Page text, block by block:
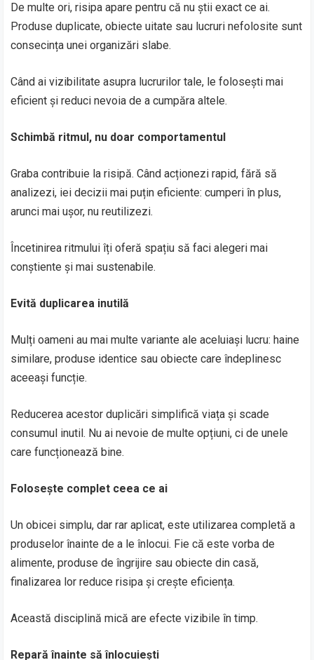
De multe ori, risipa apare pentru că nu știi exact ce ai.
Produse duplicate, obiecte uitate sau lucruri nefolosite sunt
consecința unei organizări slabe.
Când ai vizibilitate asupra lucrurilor tale, le folosești mai
eficient și reduci nevoia de a cumpăra altele.
Schimbă ritmul, nu doar comportamentul
Graba contribuie la risipă. Când acționezi rapid, fără să
analizezi, iei decizii mai puțin eficiente: cumperi în plus,
arunci mai ușor, nu reutilizezi.
Încetinirea ritmului îți oferă spațiu să faci alegeri mai
conștiente și mai sustenabile.
Evită duplicarea inutilă
Mulți oameni au mai multe variante ale aceluiași lucru: haine
similare, produse identice sau obiecte care îndeplinesc
aceeași funcție.
Reducerea acestor duplicări simplifică viața și scade
consumul inutil. Nu ai nevoie de multe opțiuni, ci de unele
care funcționează bine.
Folosește complet ceea ce ai
Un obicei simplu, dar rar aplicat, este utilizarea completă a
produselor înainte de a le înlocui. Fie că este vorba de
alimente, produse de îngrijire sau obiecte din casă,
finalizarea lor reduce risipa și crește eficiența.
Această disciplină mică are efecte vizibile în timp.
Repară înainte să înlocuiești